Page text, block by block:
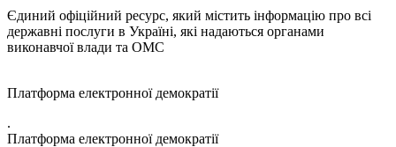
Єдиний офіційний ресурс, який містить інформацію про всі
державні послуги в Україні, які надаються органами
виконавчої влади та ОМС
Платформа електронної демократії
.
Платформа електронної демократії